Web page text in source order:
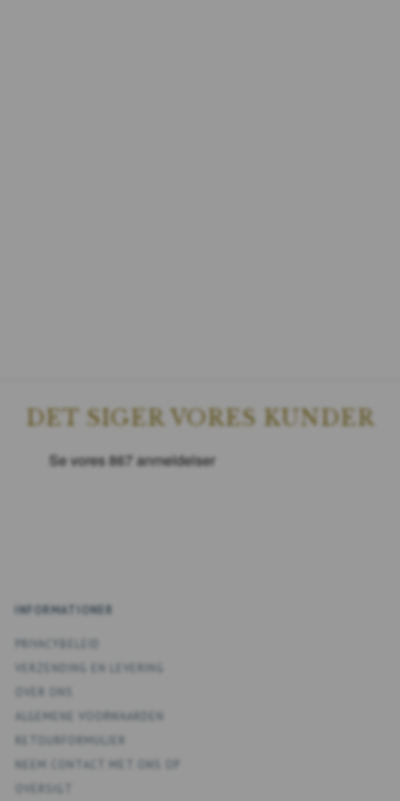
DET SIGER VORES KUNDER
INFORMATIONER
ALGEMENE VOORWAARDEN
RETOURFORMULIER
NEEM CONTACT MET ONS OP